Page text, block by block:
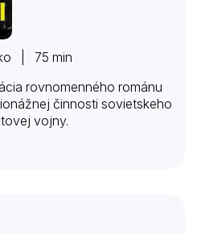
| 75 min
rovnomenného románu
činnosti sovietskeho
vojny.